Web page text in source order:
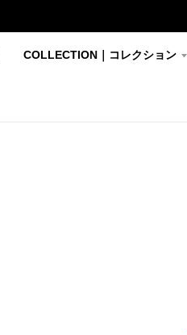
COLLECTION｜コレクション